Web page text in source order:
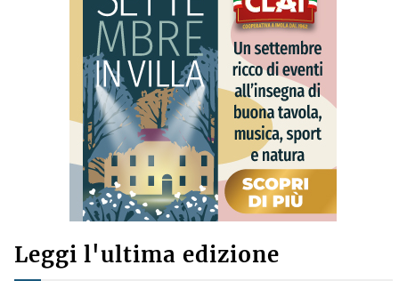
Leggi l'ultima edizione